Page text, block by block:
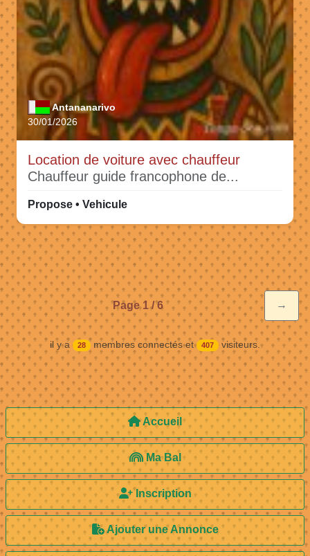
Antananarivo
30/01/2026
Location de voiture avec chauffeur
Chauffeur guide francophone de...
Propose • Vehicule
Page 1 / 6 →
il y a 28 membres connectés et 407 visiteurs.
Accueil
Ma Bal
Inscription
Ajouter une Annonce